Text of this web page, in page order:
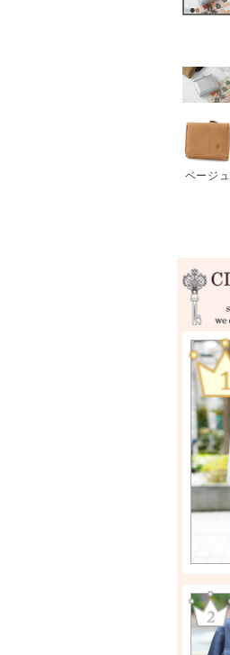
ベージュ